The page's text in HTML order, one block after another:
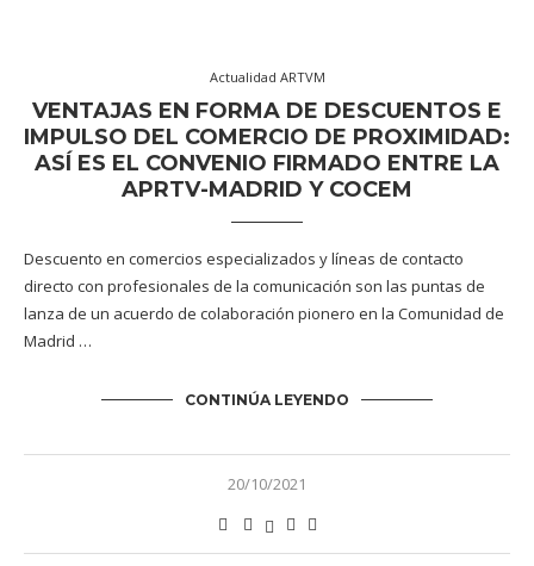
Actualidad ARTVM
VENTAJAS EN FORMA DE DESCUENTOS E
IMPULSO DEL COMERCIO DE PROXIMIDAD:
ASÍ ES EL CONVENIO FIRMADO ENTRE LA
APRTV-MADRID Y COCEM
Descuento en comercios especializados y líneas de contacto
directo con profesionales de la comunicación son las puntas de
lanza de un acuerdo de colaboración pionero en la Comunidad de
Madrid …
CONTINÚA LEYENDO
20/10/2021